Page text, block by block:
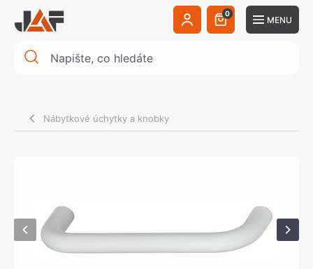
0
MENU
Nábytkové úchytky a knobky